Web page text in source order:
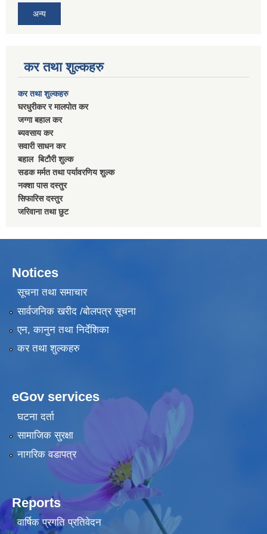
अन्य
कर तथा शुल्कहरु
कर तथा शुल्कहरु
घरधुरीकर र मालपाेत कर
जग्गा बहाल कर
ब्यवसाय कर
सवारी साधन कर
बहाल बिटाैरी शुल्क
सडक मर्मत तथा पर्यावरणिय शुल्क
नक्शा पास दस्तुर
सिफारिस दस्तुर
जरिवाना तथा छुट
Notices
सूचना तथा समाचार
सार्वजनिक खरीद /बोलपत्र सूचना
एन, कानुन तथा निर्देशिका
कर तथा शुल्कहरु
eGov services
घटना दर्ता
सामाजिक सुरक्षा
नागरिक वडापत्र
Reports
वार्षिक प्रगति प्रतिवेदन